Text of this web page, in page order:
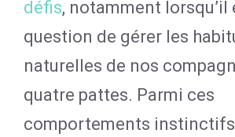
défis, notamment lorsqu’il
question de gérer les
naturelles de nos
quatre pattes. Parmi ces
comportements